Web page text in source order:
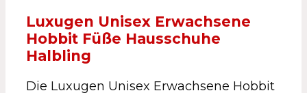
Luxugen Unisex Erwachsene
Hobbit Füße Hausschuhe
Halbling
Die Luxugen Unisex Erwachsene Hobbit